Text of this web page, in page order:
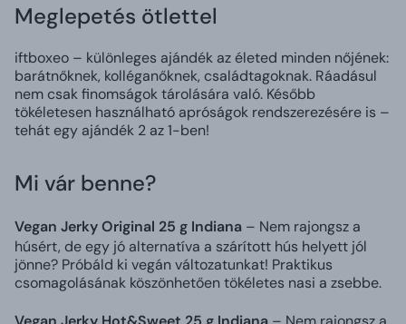
Meglepetés ötlettel
iftboxeo – különleges ajándék az életed minden nőjének:
barátnőknek, kolléganőknek, családtagoknak. Ráadásul
nem csak finomságok tárolására való. Később
tökéletesen használható apróságok rendszerezésére is –
tehát egy ajándék 2 az 1-ben!
Mi vár benne?
Vegan Jerky Original 25 g Indiana – Nem rajongsz a
húsért, de egy jó alternatíva a szárított hús helyett jól
jönne? Próbáld ki vegán változatunkat! Praktikus
csomagolásának köszönhetően tökéletes nasi a zsebbe.